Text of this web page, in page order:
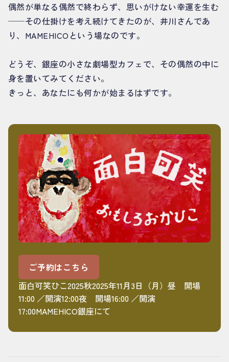
偶然が単なる偶然で終わらず、思いがけない幸運を生む
──その仕掛けを考え続けてきたのが、井川さんであ
り、MAMEHICOという場なのです。
どうぞ、銀座の小さな劇場型カフェで、その偶然の中に
身を置いてみてください。
きっと、あなたにも何かが始まるはずです。
ご予約はこちら
面白可笑ひこ2025秋2025年11月3日（月）昼 開場
11:00 ／開演12:00夜 開場16:00 ／開演
17:00MAMEHICO銀座にて